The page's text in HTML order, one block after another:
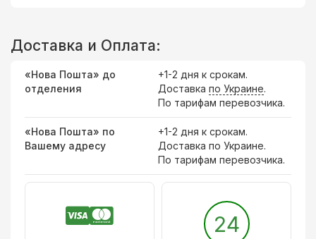
Доставка и Оплата:
«Нова Пошта» до
отделения
+1-2 дня к срокам.
Доставка по Украине.
По тарифам перевозчика.
«Нова Пошта» по
Вашему адресу
+1-2 дня к срокам.
Доставка по Украине.
По тарифам перевозчика.
24